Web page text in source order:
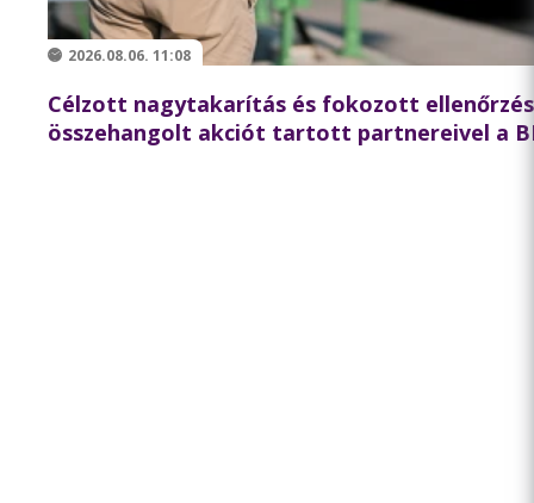
2026.08.06. 11:08
Célzott nagytakarítás és fokozott
összehangolt akciót tartott partnereivel a